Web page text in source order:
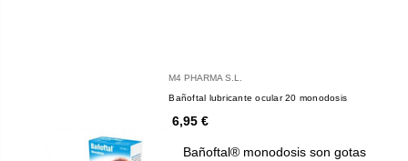
M4 PHARMA S.L.
Bañoftal lubricante ocular 20 monodosis
6,95 €
Bañoftal® monodosis son gotas